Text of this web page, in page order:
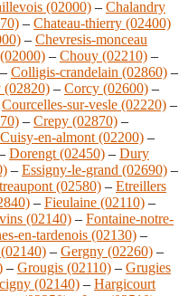
(02000) – Chalandry
– Chateau-thierry (02400)
– Chevresis-monceau
– Chouy (02210) –
– Colligis-crandelain (02860) –
(02820) – Corcy (02600) –
Courcelles-sur-vesle (02220) –
– Crepy (02870) –
Cuisy-en-almont (02200) –
Dorengt (02450) – Dury
– Essigny-le-grand (02690) –
(02580) – Etreillers
– Fieulaine (02110) –
(02140) – Fontaine-notre-
en-tardenois (02130) –
– Gergny (02260) –
– Grougis (02110) – Grugies
(02140) – Hargicourt